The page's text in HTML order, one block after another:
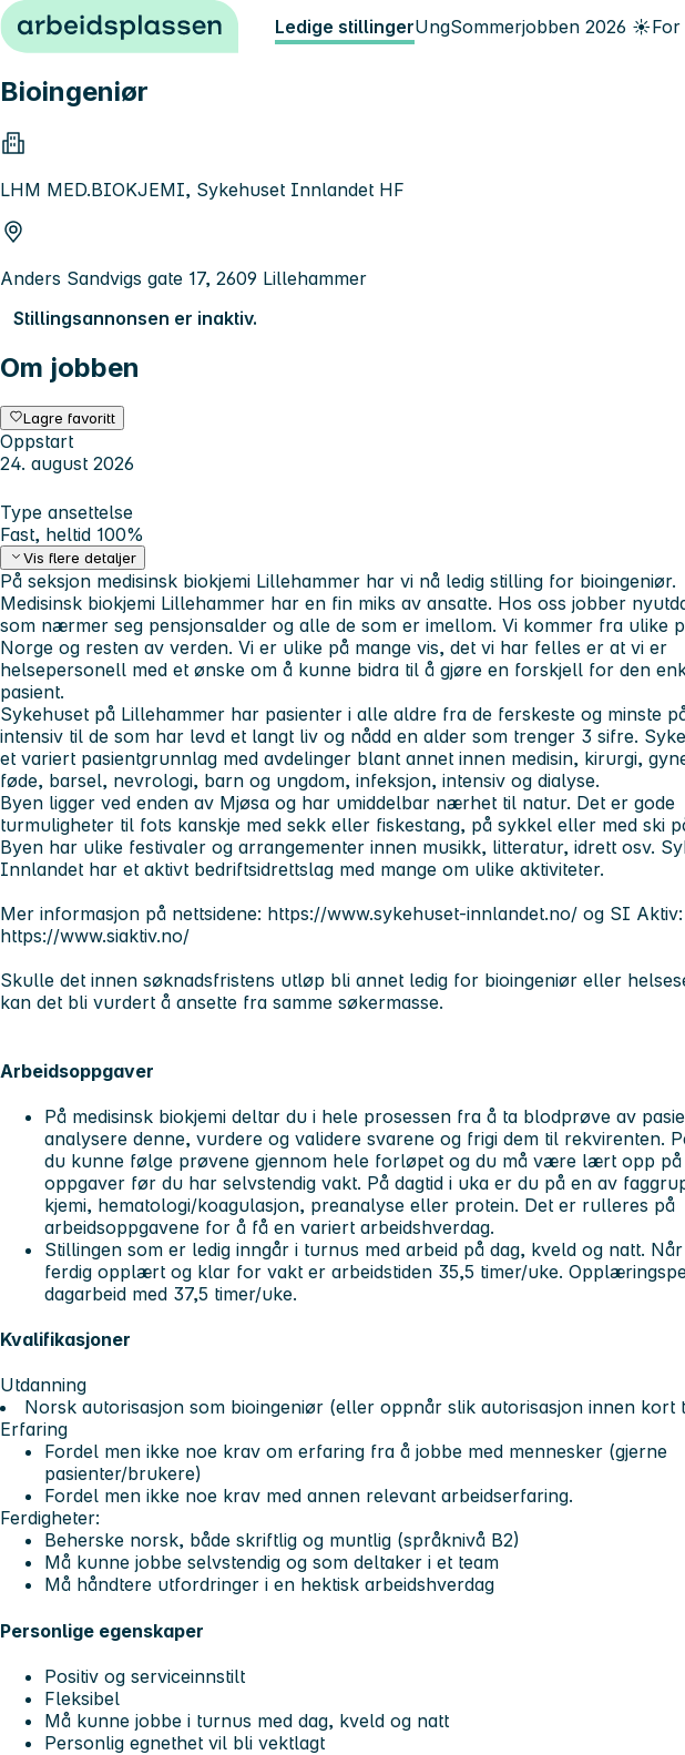
Hopp til innhold Ledige stillingerUngSommerjobben 2026 ☀️
Bioingeniør
LHM MED.BIOKJEMI, Sykehuset Innlandet HF
Anders Sandvigs gate 17, 2609 Lillehammer
Stillingsannonsen er inaktiv.
Om jobben
Lagre favoritt
Oppstart
24. august 2026
Type ansettelse
Fast, heltid 100%
Vis flere detaljer
På seksjon medisinsk biokjemi Lillehammer har vi nå ledig stilling for bioingeniør.
Medisinsk biokjemi Lillehammer har en fin miks av ansatte. Hos oss jobber
som nærmer seg pensjonsalder og alle de som er imellom. Vi kommer fra ulike
Norge og resten av verden. Vi er ulike på mange vis, det vi har felles er at vi er
helsepersonell med et ønske om å kunne bidra til å gjøre en forskjell for den
pasient.
Sykehuset på Lillehammer har pasienter i alle aldre fra de ferskeste og minste
intensiv til de som har levd et langt liv og nådd en alder som trenger 3 sifre.
et variert pasientgrunnlag med avdelinger blant annet innen medisin, kirurgi,
føde, barsel, nevrologi, barn og ungdom, infeksjon, intensiv og dialyse.
Byen ligger ved enden av Mjøsa og har umiddelbar nærhet til natur. Det er gode
turmuligheter til fots kanskje med sekk eller fiskestang, på sykkel eller med ski
Byen har ulike festivaler og arrangementer innen musikk, litteratur, idrett osv.
Innlandet har et aktivt bedriftsidrettslag med mange om ulike aktiviteter.
Mer informasjon på nettsidene: https://www.sykehuset-innlandet.no/ og SI Aktiv:
https://www.siaktiv.no/
Skulle det innen søknadsfristens utløp bli annet ledig for bioingeniør eller
kan det bli vurdert å ansette fra samme søkermasse.
Arbeidsoppgaver
På medisinsk biokjemi deltar du i hele prosessen fra å ta blodprøve av
analysere denne, vurdere og validere svarene og frigi dem til rekvirenten.
du kunne følge prøvene gjennom hele forløpet og du må være lært opp
oppgaver før du har selvstendig vakt. På dagtid i uka er du på en av
kjemi, hematologi/koagulasjon, preanalyse eller protein. Det er rulleres på
arbeidsoppgavene for å få en variert arbeidshverdag.
Stillingen som er ledig inngår i turnus med arbeid på dag, kveld og natt.
ferdig opplært og klar for vakt er arbeidstiden 35,5 timer/uke.
dagarbeid med 37,5 timer/uke.
Kvalifikasjoner
Utdanning
Norsk autorisasjon som bioingeniør (eller oppnår slik autorisasjon innen kort
Erfaring
Fordel men ikke noe krav om erfaring fra å jobbe med mennesker (gjerne
pasienter/brukere)
Fordel men ikke noe krav med annen relevant arbeidserfaring.
Ferdigheter:
Beherske norsk, både skriftlig og muntlig (språknivå B2)
Må kunne jobbe selvstendig og som deltaker i et team
Må håndtere utfordringer i en hektisk arbeidshverdag
Personlige egenskaper
Positiv og serviceinnstilt
Fleksibel
Må kunne jobbe i turnus med dag, kveld og natt
Personlig egnethet vil bli vektlagt